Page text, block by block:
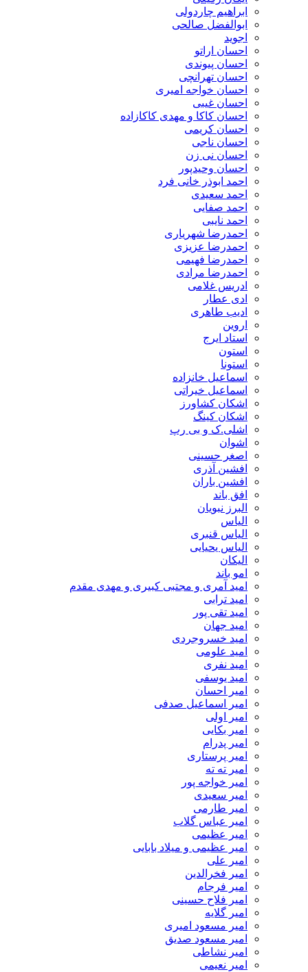
ابراهیم چاردولی
ابوالفضل صالحی
اجوید
احسان اراتو
احسان پیوندی
احسان تهرانچی
احسان خواجه امیری
احسان غیبی
احسان کاکا و مهدی کاکازاده
احسان کریمی
احسان ناجی
احسان نی زن
احسان وحیدپور
احمد ابوذر خانی فرد
احمد سعیدی
احمد صفایی
احمد نایبی
احمدرضا شهریاری
احمدرضا عزیزی
احمدرضا فهیمی
احمدرضا مرادی
ادریس غلامی
ادی عطار
ادیب طاهری
اروین
استاد ایرج
استون
استونا
اسماعیل خانزاده
اسماعیل خیراتی
اشکان کشاورز
اشکان کینگ
اشلی.ک و بی رپ
اشوان
اصغر حسینی
افشین آذری
افشین باران
افق باند
البرز نبویان
الیاس
الیاس قنبرى
الیاس یحیایی
الیکان
امو باند
امید آمری و مجتبی کبیری و مهدى مقدم
امید ترابی
امید تقی پور
امید جهان
امید خسروجردی
امید علومی
امید نفری
امید یوسفی
امیر احسان
امیر اسماعیل صدفی
امیر اولی
امیر بکایی
امیر پدرام
امیر پرستاری
امیر ته ته
امیر خواجه پور
امیر سعیدی
امیر طارمی
امیر عباس گلاب
امیر عظیمی
امیر عظیمی و میلاد بابایی
امیر علی
امیر فخرالدین
امیر فرجام
امیر فلاح حسینی
امیر گلایه
امیر مسعود امیری
امیر مسعود صدیق
امیر نشاطی
امیر نعیمی